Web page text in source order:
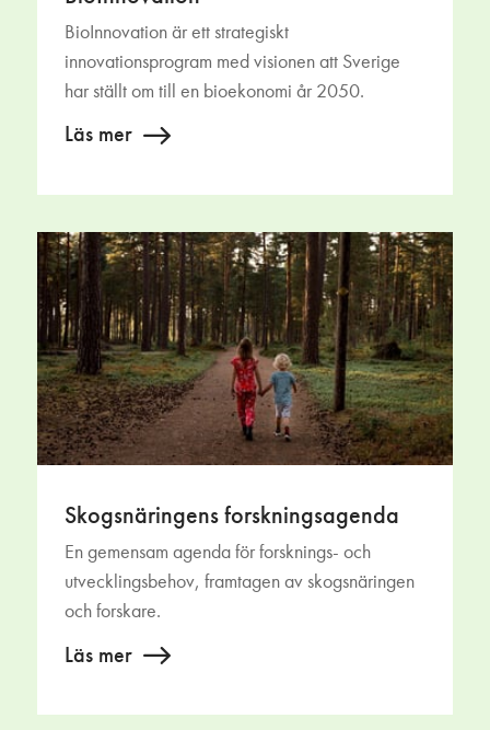
BioInnovation är ett strategiskt
innovationsprogram med visionen att Sverige
har ställt om till en bioekonomi år 2050.
Läs mer
Skogsnäringens forskningsagenda
En gemensam agenda för forsknings- och
utvecklingsbehov, framtagen av skogsnäringen
och forskare.
Läs mer